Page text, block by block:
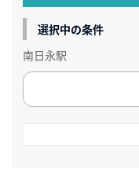
選択中の条件
南日永駅